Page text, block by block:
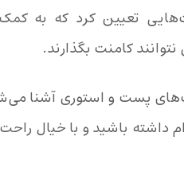
تعیین کرد که به
کامنت بگذارند.
پست‌ و استوری‌ آشنا
داشته باشید و با خیال